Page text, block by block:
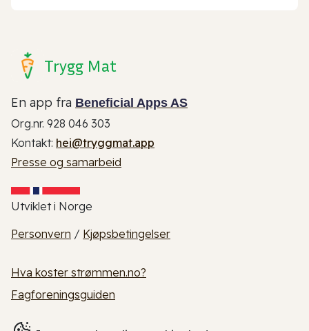
Trygg Mat
En app fra Beneficial Apps AS
Org.nr. 928 046 303
Kontakt: hei@tryggmat.app
Presse og samarbeid
Utviklet i Norge
Personvern / Kjøpsbetingelser
Hva koster strømmen.no?
Fagforeningsguiden